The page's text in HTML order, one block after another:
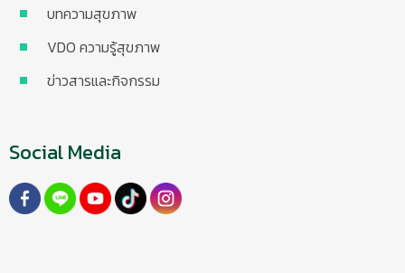
บทความสุขภาพ
VDO ความรู้สุขภาพ
ข่าวสารและกิจกรรม
Social Media